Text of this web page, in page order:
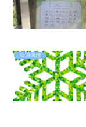
公演感想